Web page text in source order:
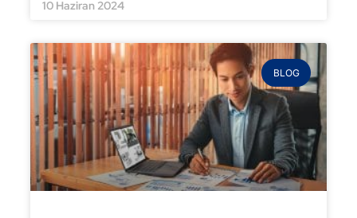
10 Haziran 2024
BLOG